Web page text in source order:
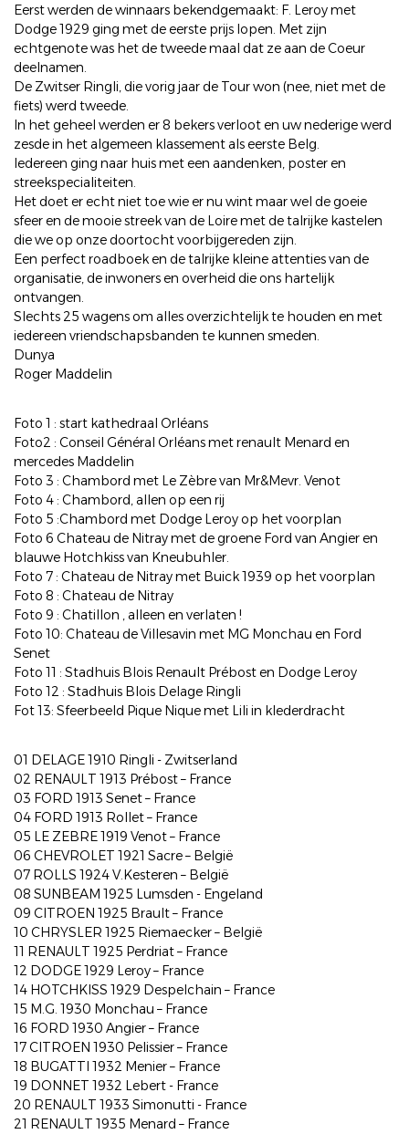
Eerst werden de winnaars bekendgemaakt: F. Leroy met
Dodge 1929 ging met de eerste prijs lopen. Met zijn
echtgenote was het de tweede maal dat ze aan de Coeur
deelnamen.
De Zwitser Ringli, die vorig jaar de Tour won (nee, niet met de
fiets) werd tweede.
In het geheel werden er 8 bekers verloot en uw nederige werd
zesde in het algemeen klassement als eerste Belg.
Iedereen ging naar huis met een aandenken, poster en
streekspecialiteiten.
Het doet er echt niet toe wie er nu wint maar wel de goeie
sfeer en de mooie streek van de Loire met de talrijke kastelen
die we op onze doortocht voorbijgereden zijn.
Een perfect roadboek en de talrijke kleine attenties van de
organisatie, de inwoners en overheid die ons hartelijk
ontvangen.
Slechts 25 wagens om alles overzichtelijk te houden en met
iedereen vriendschapsbanden te kunnen smeden.
Dunya
Roger Maddelin
Foto 1 : start kathedraal Orléans
Foto2 : Conseil Général Orléans met renault Menard en
mercedes Maddelin
Foto 3 : Chambord met Le Zèbre van Mr&Mevr. Venot
Foto 4 : Chambord, allen op een rij
Foto 5 :Chambord met Dodge Leroy op het voorplan
Foto 6 Chateau de Nitray met de groene Ford van Angier en
blauwe Hotchkiss van Kneubuhler.
Foto 7 : Chateau de Nitray met Buick 1939 op het voorplan
Foto 8 : Chateau de Nitray
Foto 9 : Chatillon , alleen en verlaten !
Foto 10: Chateau de Villesavin met MG Monchau en Ford
Senet
Foto 11 : Stadhuis Blois Renault Prébost en Dodge Leroy
Foto 12 : Stadhuis Blois Delage Ringli
Fot 13: Sfeerbeeld Pique Nique met Lili in klederdracht
01 DELAGE 1910 Ringli - Zwitserland
02 RENAULT 1913 Prébost – France
03 FORD 1913 Senet – France
04 FORD 1913 Rollet – France
05 LE ZEBRE 1919 Venot – France
06 CHEVROLET 1921 Sacre – België
07 ROLLS 1924 V.Kesteren – België
08 SUNBEAM 1925 Lumsden - Engeland
09 CITROEN 1925 Brault – France
10 CHRYSLER 1925 Riemaecker – België
11 RENAULT 1925 Perdriat – France
12 DODGE 1929 Leroy – France
14 HOTCHKISS 1929 Despelchain – France
15 M.G. 1930 Monchau – France
16 FORD 1930 Angier – France
17 CITROEN 1930 Pelissier – France
18 BUGATTI 1932 Menier – France
19 DONNET 1932 Lebert - France
20 RENAULT 1933 Simonutti - France
21 RENAULT 1935 Menard – France